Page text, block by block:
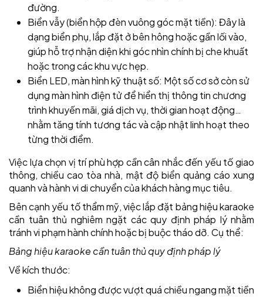
đường.
Biển vẫy (biển hộp đèn vuông góc mặt tiền): Đây là
dạng biển phụ, lắp đặt ở bên hông hoặc gần lối vào,
giúp hỗ trợ nhận diện khi góc nhìn chính bị che khuất
hoặc trong các khu vực hẹp.
Biển LED, màn hình kỹ thuật số: Một số cơ sở còn sử
dụng màn hình điện tử để hiển thị thông tin chương
trình khuyến mãi, giá dịch vụ, thời gian hoạt động…
nhằm tăng tính tương tác và cập nhật linh hoạt theo
từng thời điểm.
Việc lựa chọn vị trí phù hợp cần cân nhắc đến yếu tố giao
thông, chiều cao tòa nhà, mật độ biển quảng cáo xung
quanh và hành vi di chuyển của khách hàng mục tiêu.
Bên cạnh yếu tố thẩm mỹ, việc lắp đặt bảng hiệu karaoke
cần tuân thủ nghiêm ngặt các quy định pháp lý nhằm
tránh vi phạm hành chính hoặc bị buộc tháo dỡ. Cụ thể:
Bảng hiệu karaoke cần tuân thủ quy định pháp lý
Về kích thước:
Biển hiệu không được vượt quá chiều ngang mặt tiền